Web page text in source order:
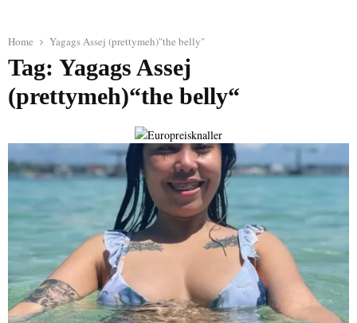
Home Yagags Assej (prettymeh)"the belly"
Tag: Yagags Assej
(prettymeh)“the belly“